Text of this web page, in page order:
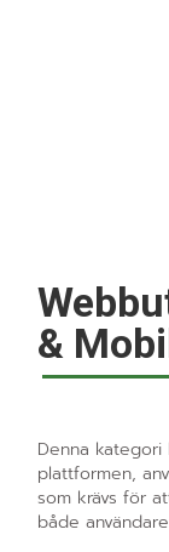
&
Denna
plattformen,
som krävs för
både